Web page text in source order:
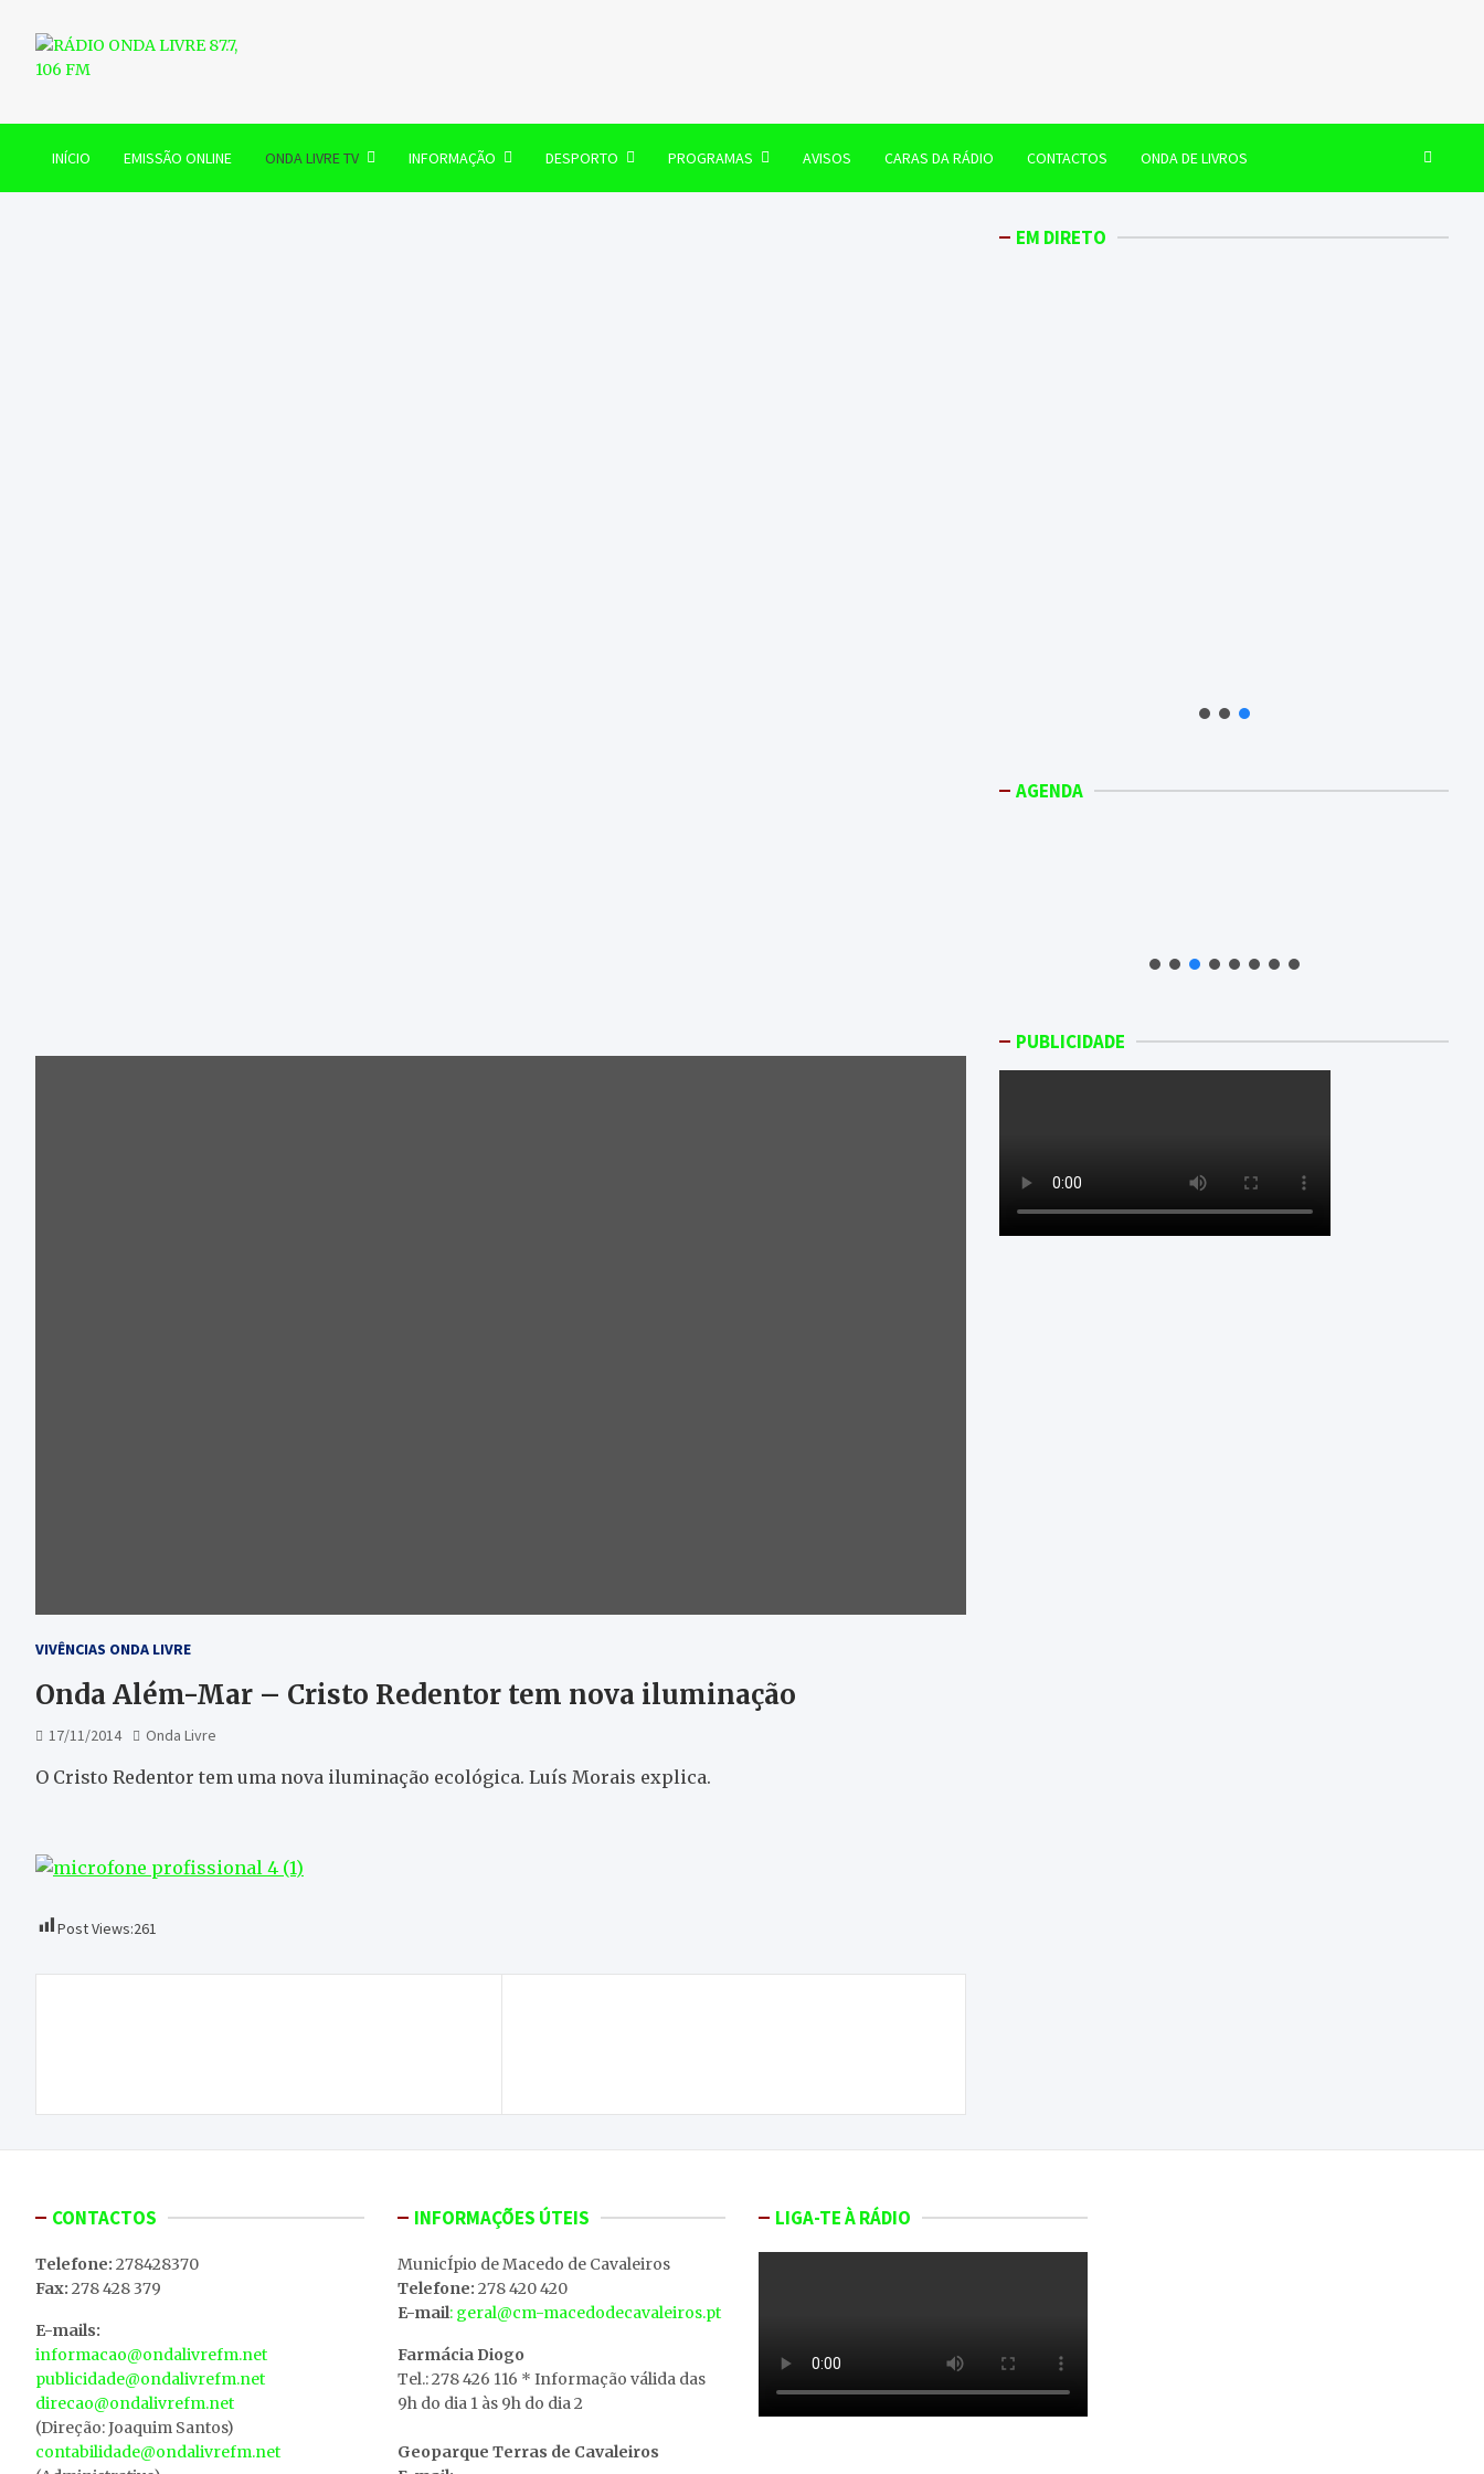
content
RÁDIO ONDA LIVRE 87.7, 106 FM
INÍCIO EMISSÃO ONLINE ONDA LIVRE TV INFORMAÇÃO DESPORTO PROGRAMAS AVISOS CARAS DA RÁDIO CONTACTOS ONDA DE LIVROS
VIVÊNCIAS ONDA LIVRE
Onda Além-Mar – Cristo Redentor tem nova iluminação
17/11/2014 Onda Livre
O Cristo Redentor tem uma nova iluminação ecológica. Luís Morais explica.
Post Views:261
EM DIRETO
AGENDA
PUBLICIDADE
CONTACTOS
Telefone: 278428370
Fax: 278 428 379
E-mails:
informacao@ondalivrefm.net
publicidade@ondalivrefm.net
direcao@ondalivrefm.net
(Direção: Joaquim Santos)
contabilidade@ondalivrefm.net
INFORMAÇÕES ÚTEIS
MunicÍpio de Macedo de Cavaleiros
Telefone: 278 420 420
E-mail: geral@cm-macedodecavaleiros.pt
Farmácia Diogo
Tel.: 278 426 116 * Informação válida das
9h do dia 1 às 9h do dia 2
Geoparque Terras de Cavaleiros
LIGA-TE À RÁDIO